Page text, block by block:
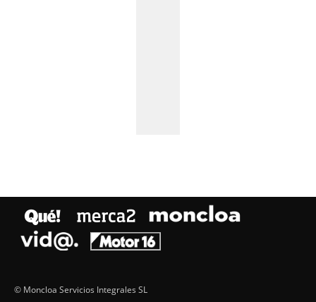
© Moncloa Servicios Integrales SL